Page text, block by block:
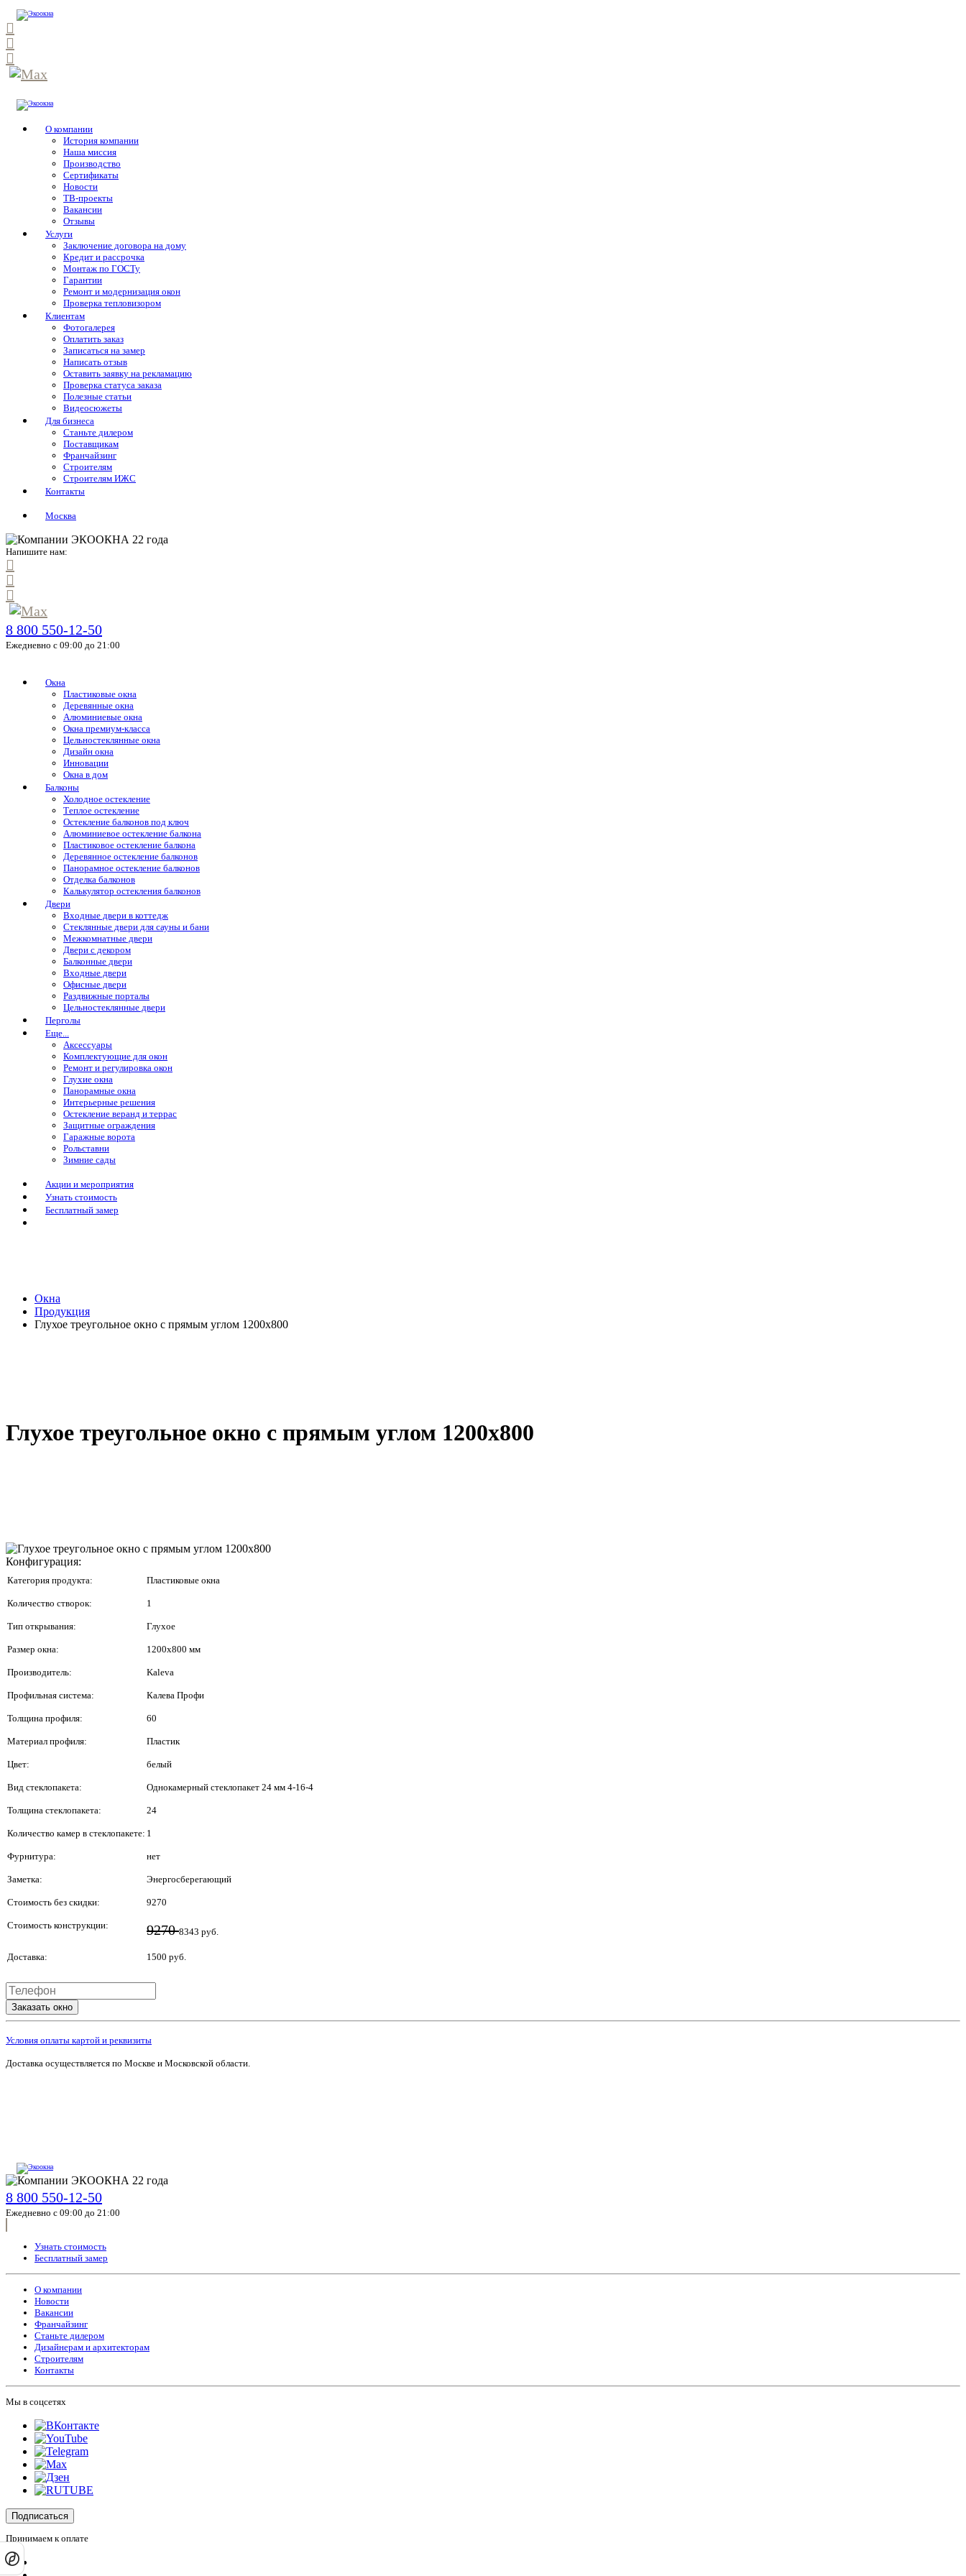
О компании
История компании
Наша миссия
Производство
Сертификаты
Новости
ТВ-проекты
Вакансии
Отзывы
Услуги
Заключение договора на дому
Кредит и рассрочка
Монтаж по ГОСТу
Гарантии
Ремонт и модернизация окон
Проверка тепловизором
Клиентам
Фотогалерея
Оплатить заказ
Записаться на замер
Написать отзыв
Оставить заявку на рекламацию
Проверка статуса заказа
Полезные статьи
Видеосюжеты
Для бизнеса
Станьте дилером
Поставщикам
Франчайзинг
Строителям
Строителям ИЖС
Контакты
Москва
Напишите нам:
8 800 550-12-50
Ежедневно с 09:00 до 21:00
Окна
Пластиковые окна
Деревянные окна
Алюминиевые окна
Окна премиум-класса
Цельностеклянные окна
Дизайн окна
Инновации
Окна в дом
Балконы
Холодное остекление
Теплое остекление
Остекление балконов под ключ
Алюминиевое остекление балкона
Пластиковое остекление балкона
Деревянное остекление балконов
Панорамное остекление балконов
Отделка балконов
Калькулятор остекления балконов
Двери
Входные двери в коттедж
Стеклянные двери для сауны и бани
Межкомнатные двери
Двери с декором
Балконные двери
Входные двери
Офисные двери
Раздвижные порталы
Цельностеклянные двери
Перголы
Еще...
Аксессуары
Комплектующие для окон
Ремонт и регулировка окон
Глухие окна
Панорамные окна
Интерьерные решения
Остекление веранд и террас
Защитные ограждения
Гаражные ворота
Рольставни
Зимние сады
Акции и мероприятия
Узнать стоимость
Бесплатный замер
Окна
Продукция
Глухое треугольное окно с прямым углом 1200x800
Глухое треугольное окно с прямым углом 1200x800
Конфигурация:
Категория продукта: Пластиковые окна
Количество створок: 1
Тип открывания: Глухое
Размер окна: 1200x800 мм
Производитель: Kaleva
Профильная система: Калева Профи
Толщина профиля: 60
Материал профиля: Пластик
Цвет: белый
Вид стеклопакета: Однокамерный стеклопакет 24 мм 4-16-4
Толщина стеклопакета: 24
Количество камер в стеклопакете: 1
Фурнитура: нет
Заметка: Энергосберегающий
Стоимость без скидки: 9270
Стоимость конструкции: 92708343 руб.
Доставка: 1500 руб.
Заказать окно
Условия оплаты картой и реквизиты
Доставка осуществляется по Москве и Московской области.
8 800 550-12-50
Ежедневно с 09:00 до 21:00
Узнать стоимость
Бесплатный замер
О компании
Новости
Вакансии
Франчайзинг
Станьте дилером
Дизайнерам и архитекторам
Строителям
Контакты
Мы в соцсетях
Подписаться
Принимаем к оплате